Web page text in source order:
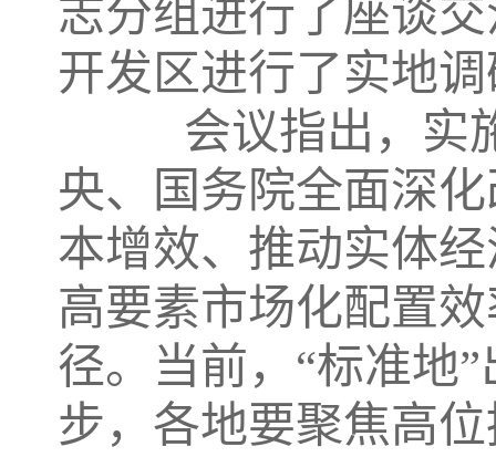
志分组进行了座谈
开发区进行了实地
会议指出，实施
央、国务院全面深
本增效、推动实体
高要素市场化配置
径。当前，“标准地
步，各地要聚焦高